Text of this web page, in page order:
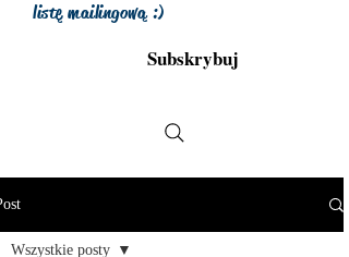
listę mailingową :)
Subskrybuj
Wszystkie posty